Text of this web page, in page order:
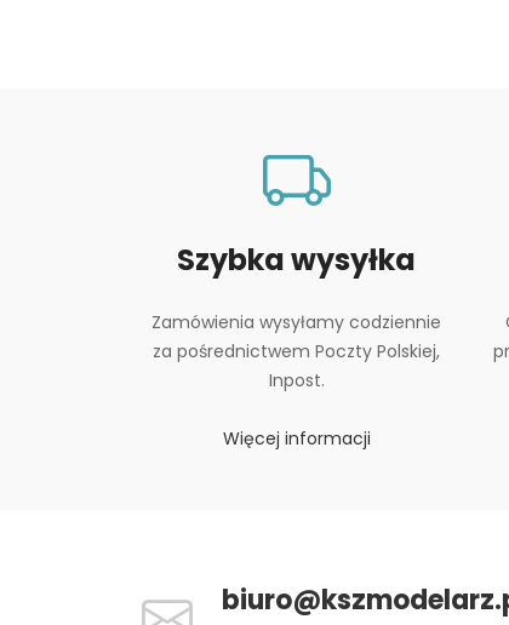
Szybka wysyłka
Zamówienia wysyłamy codziennie
za pośrednictwem Poczty Polskiej,
Inpost.
Więcej informacji